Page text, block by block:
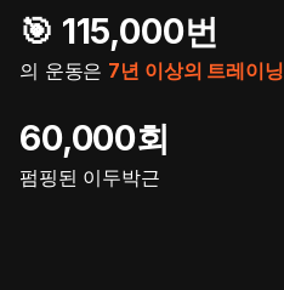
🎯️ 115,000번
의 운동은 7년 이상의 트레이닝
60,000회
펌핑된 이두박근